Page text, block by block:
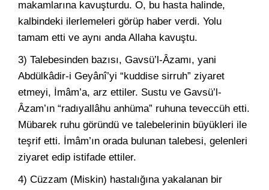
makamlarına kavuşturdu. O, bu hasta halinde,
kalbindeki ilerlemeleri görüp haber verdi. Yolu
tamam etti ve aynı anda Allaha kavuştu.
3) Talebesinden bazısı, Gavsü’l-Âzamı, yani
Abdülkâdir-i Geyânî’yi “kuddise sirruh” ziyaret
etmeyi, İmâm’a, arz ettiler. Sustu ve Gavsü’l-
Âzam’ın “radıyallâhu anhüma” ruhuna teveccüh etti.
Mübarek ruhu göründü ve talebelerinin büyükleri ile
teşrif etti. İmâm’ın orada bulunan talebesi, gelenleri
ziyaret edip istifade ettiler.
4) Cüzzam (Miskin) hastalığına yakalanan bir